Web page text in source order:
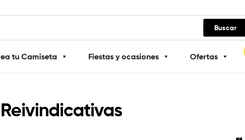
Buscar
tu Camiseta Fiestas y ocasiones Ofertas